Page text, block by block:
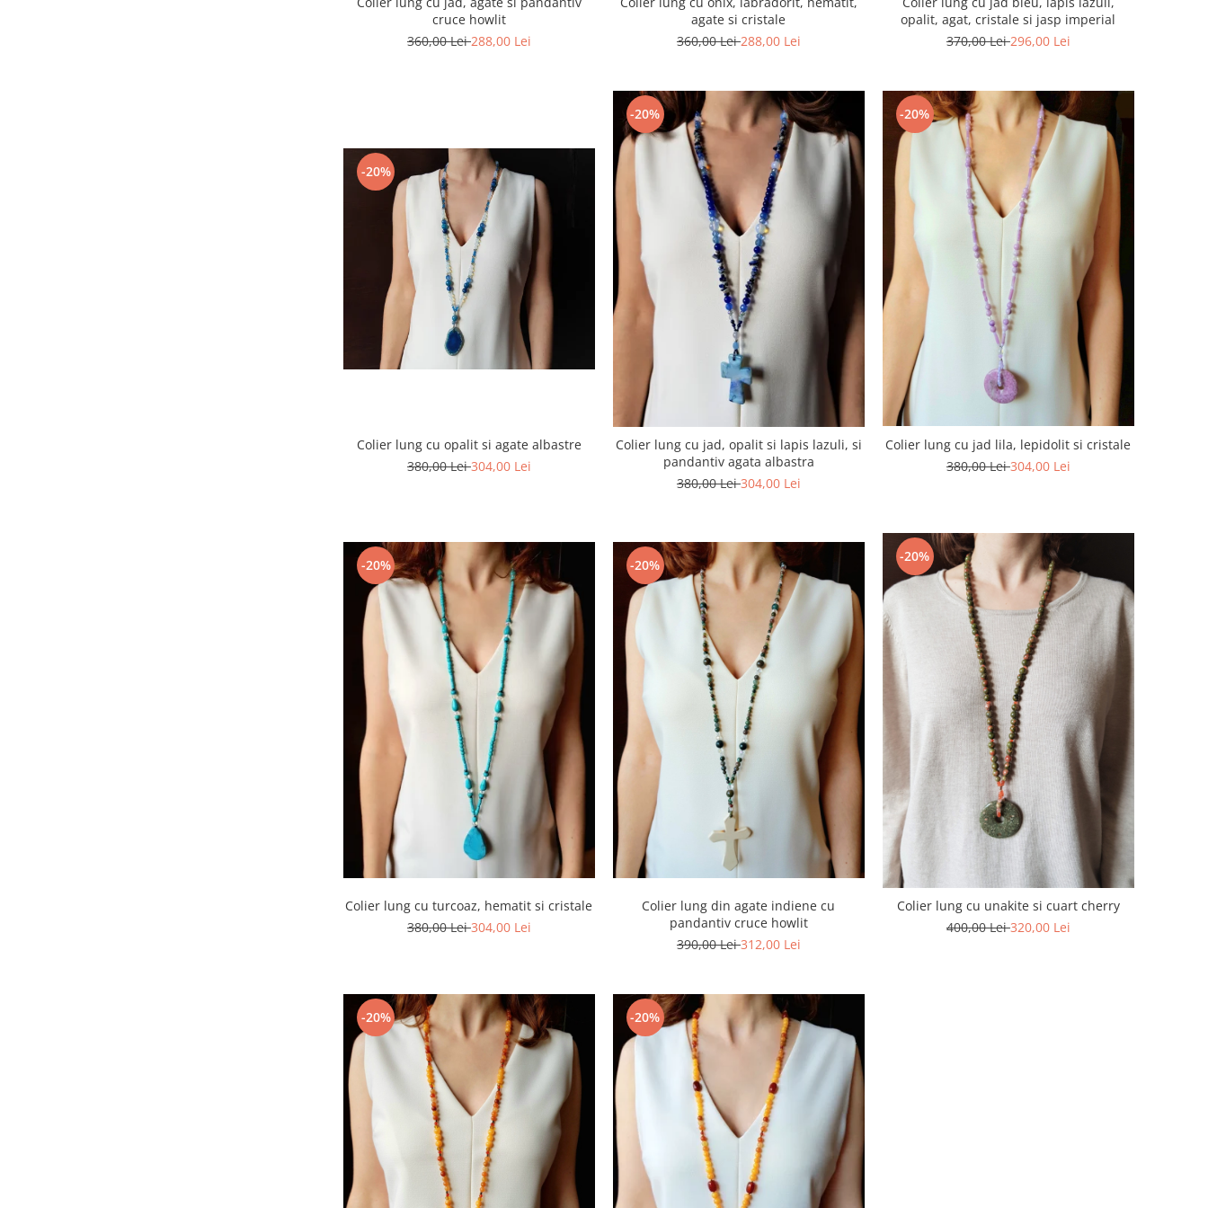
cruce howlit
360,00 Lei288,00 Lei
agate si cristale
360,00 Lei288,00 Lei
opalit, agat, cristale si jasp imperial
370,00 Lei296,00 Lei
-20%
Colier lung cu opalit si agate albastre
380,00 Lei304,00 Lei
-20%
Colier lung cu jad, opalit si lapis lazuli, si
pandantiv agata albastra
380,00 Lei304,00 Lei
-20%
Colier lung cu jad lila, lepidolit si cristale
380,00 Lei304,00 Lei
-20%
Colier lung cu turcoaz, hematit si cristale
380,00 Lei304,00 Lei
-20%
Colier lung din agate indiene cu
pandantiv cruce howlit
390,00 Lei312,00 Lei
-20%
Colier lung cu unakite si cuart cherry
400,00 Lei320,00 Lei
-20% -20%